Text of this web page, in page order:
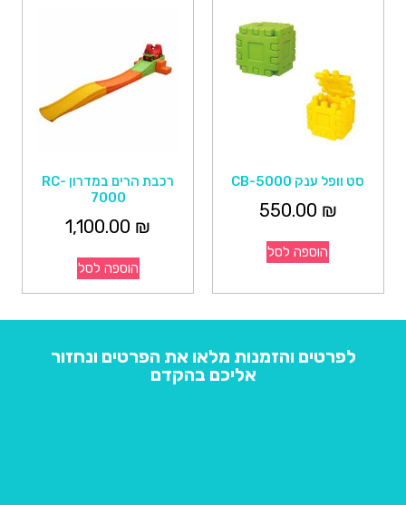
סט וופל ענק CB-5000
550.00 ₪
הוספה לסל
רכבת הרים במדרון RC-
7000
1,100.00 ₪
הוספה לסל
לפרטים והזמנות מלאו את הפרטים ונחזור
אליכם בהקדם